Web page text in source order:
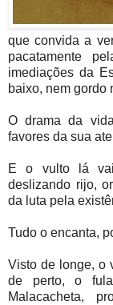
que convida a
pacatamente
imediações da
baixo, nem gordo
O drama da
favores da sua
E o vulto lá
deslizando rijo,
da luta pela
Tudo o encanta,
Visto de longe, o
de perto, o
Malacacheta,